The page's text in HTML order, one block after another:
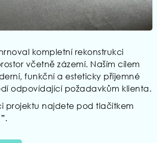
kompletní rekonstrukci
včetně zázemí. Naším cílem
funkční a esteticky příjemné
odpovídající požadavkům klienta.
projektu najdete pod tlačítkem
.